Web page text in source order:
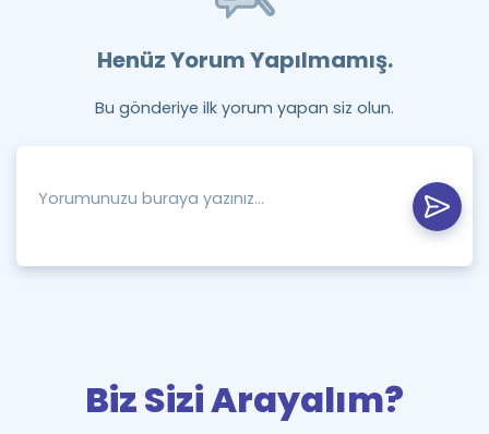
Henüz Yorum Yapılmamış.
Bu gönderiye ilk yorum yapan siz olun.
Biz Sizi Arayalım?